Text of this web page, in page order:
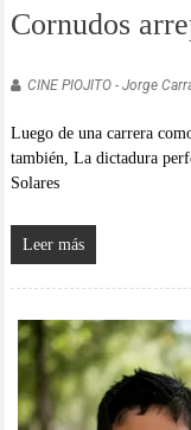
Cornudos
CINE PIOJITO - Jorge
Luego de una carrera
también, La dictadura
Solares
Leer más